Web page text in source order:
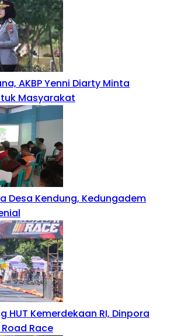
AKBP Yenni Diarty Minta
Masyarakat
Desa Kendung, Kedungadem
HUT Kemerdekaan RI, Dinpora
Race